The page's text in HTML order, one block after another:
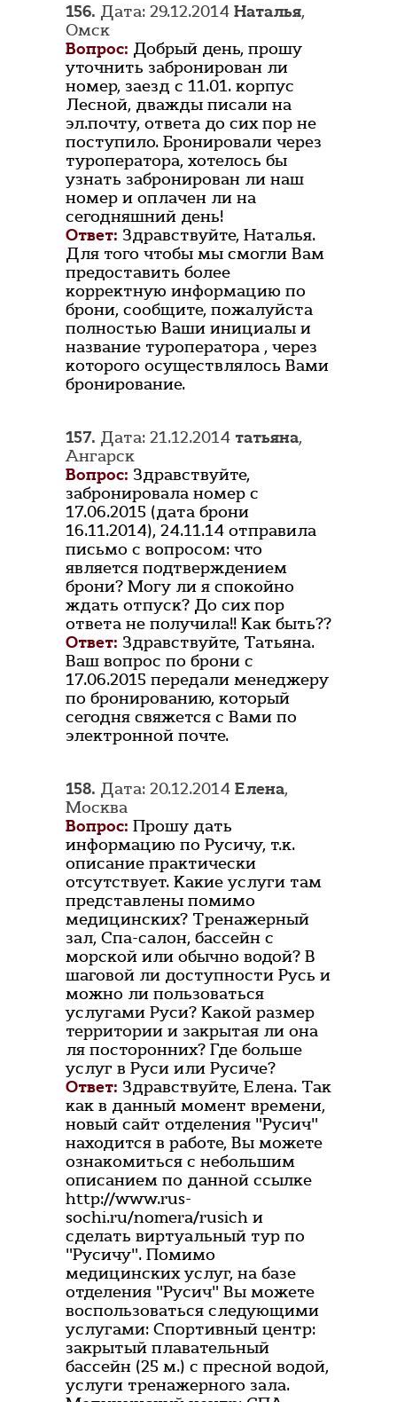
156. Дата: 29.12.2014 Наталья,
Омск
Вопрос: Добрый день, прошу
уточнить забронирован ли
номер, заезд с 11.01. корпус
Лесной, дважды писали на
эл.почту, ответа до сих пор не
поступило. Бронировали через
туроператора, хотелось бы
узнать забронирован ли наш
номер и оплачен ли на
сегодняшний день!
Ответ: Здравствуйте, Наталья.
Для того чтобы мы смогли Вам
предоставить более
корректную информацию по
брони, сообщите, пожалуйста
полностью Ваши инициалы и
название туроператора , через
которого осуществлялось Вами
бронирование.
157. Дата: 21.12.2014 татьяна,
Ангарск
Вопрос: Здравствуйте,
забронировала номер с
17.06.2015 (дата брони
16.11.2014), 24.11.14 отправила
письмо с вопросом: что
является подтверждением
брони? Могу ли я спокойно
ждать отпуск? До сих пор
ответа не получила!! Как быть??
Ответ: Здравствуйте, Татьяна.
Ваш вопрос по брони с
17.06.2015 передали менеджеру
по бронированию, который
сегодня свяжется с Вами по
электронной почте.
158. Дата: 20.12.2014 Елена,
Москва
Вопрос: Прошу дать
информацию по Русичу, т.к.
описание практически
отсутствует. Какие услуги там
представлены помимо
медицинских? Тренажерный
зал, Спа-салон, бассейн с
морской или обычно водой? В
шаговой ли доступности Русь и
можно ли пользоваться
услугами Руси? Какой размер
территории и закрытая ли она
ля посторонних? Где больше
услуг в Руси или Русиче?
Ответ: Здравствуйте, Елена. Так
как в данный момент времени,
новый сайт отделения "Русич"
находится в работе, Вы можете
ознакомиться с небольшим
описанием по данной ссылке
http://www.rus-
sochi.ru/nomera/rusich и
сделать виртуальный тур по
"Русичу". Помимо
медицинских услуг, на базе
отделения "Русич" Вы можете
воспользоваться следующими
услугами: Спортивный центр:
закрытый плавательный
бассейн (25 м.) с пресной водой,
услуги тренажерного зала.